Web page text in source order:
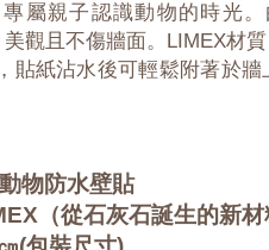
屬親子認識動物的時光
美觀且不傷牆面。LIMEX材
貼紙沾水後可輕鬆附著於
物防水壁貼
（從石灰石誕生的新材